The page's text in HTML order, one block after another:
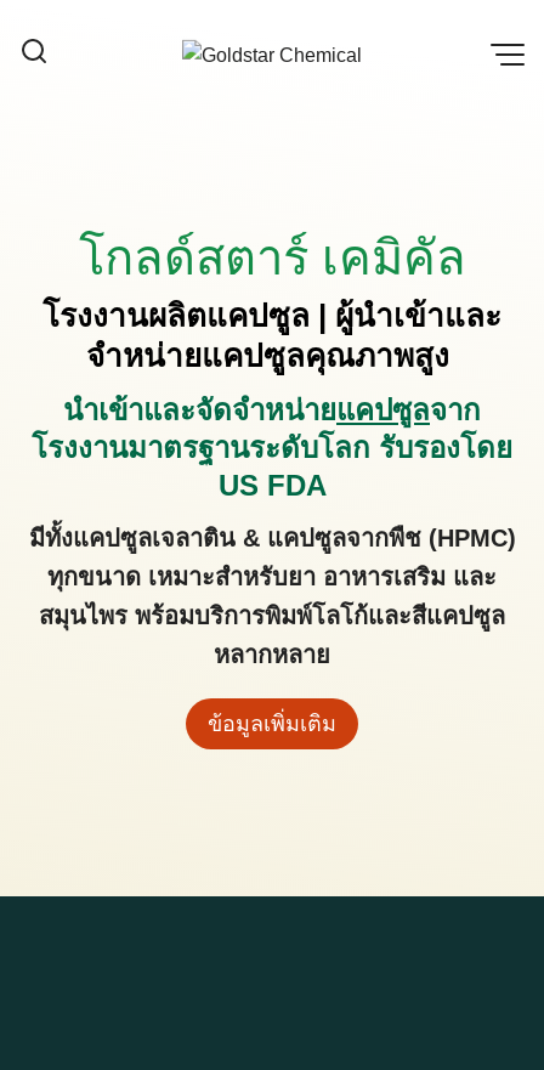
โกลด์สตาร์ เคมิคัล
โรงงานผลิตแคปซูล | ผู้นำเข้าและ
จำหน่ายแคปซูลคุณภาพสูง
นำเข้าและจัดจำหน่ายแคปซูลจาก
โรงงานมาตรฐานระดับโลก รับรองโดย
US FDA
มีทั้งแคปซูลเจลาติน & แคปซูลจากพืช (HPMC)
ทุกขนาด เหมาะสำหรับยา อาหารเสริม และ
สมุนไพร พร้อมบริการพิมพ์โลโก้และสีแคปซูล
หลากหลาย
ข้อมูลเพิ่มเติม